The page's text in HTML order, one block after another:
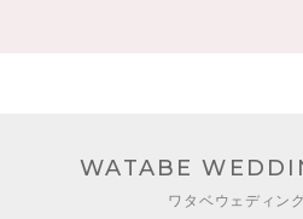
WATABE
ワタベウェディン